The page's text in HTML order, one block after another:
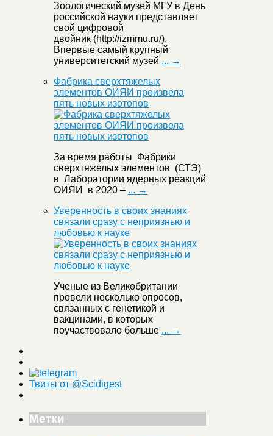
Зоологический музей МГУ в День
российской науки представляет
свой цифровой
двойник (http://izmmu.ru/).
Впервые самый крупный
университетский музей ... →
Фабрика сверхтяжелых
элементов ОИЯИ произвела
пять новых изотопов
За время работы Фабрики
сверхтяжелых элементов (СТЭ)
в Лаборатории ядерных реакций
ОИЯИ в 2020 – ... →
Уверенность в своих знаниях
связали сразу с неприязнью и
любовью к науке
Ученые из Великобритании
провели несколько опросов,
связанных с генетикой и
вакцинами, в которых
поучаствовало больше ... →
Твиты от @Scidigest
Метки